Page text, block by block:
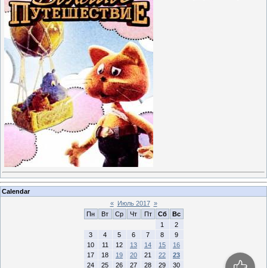
Calendar
«
Июль 2017 »
Пн
Вт Ср Чт Пт Сб
Вс
1
2
3
4 5 6 7 8
9
10
11 12 13 14 15
16
17
18 19 20 21 22
23
24
25 26 27 28 29 30